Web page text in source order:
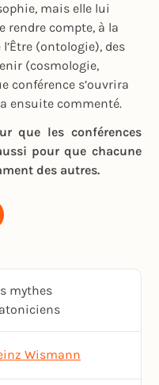
mais elle lui
rendre compte, à la
(ontologie), des
(cosmologie,
conférence s’ouvrira
ensuite commenté.
que les conférences
pour que chacune
des autres.
mythes
Wismann